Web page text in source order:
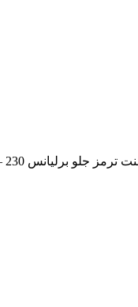
230 – جهان لنت صادراتی”